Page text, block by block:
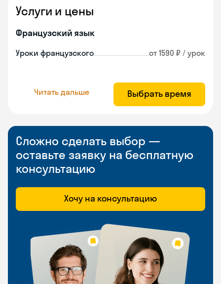
Услуги и цены
Французский язык
Уроки французского от 1590 ₽ / урок
Читать дальше Выбрать время
Сложно сделать выбор —
оставьте заявку на бесплатную
консультацию
Хочу на консультацию